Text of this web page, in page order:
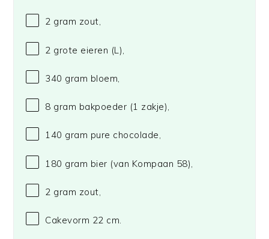
2 gram zout,
2 grote eieren (L),
340 gram bloem,
8 gram bakpoeder (1 zakje),
140 gram pure chocolade,
180 gram bier (van Kompaan 58),
2 gram zout,
Cakevorm 22 cm.